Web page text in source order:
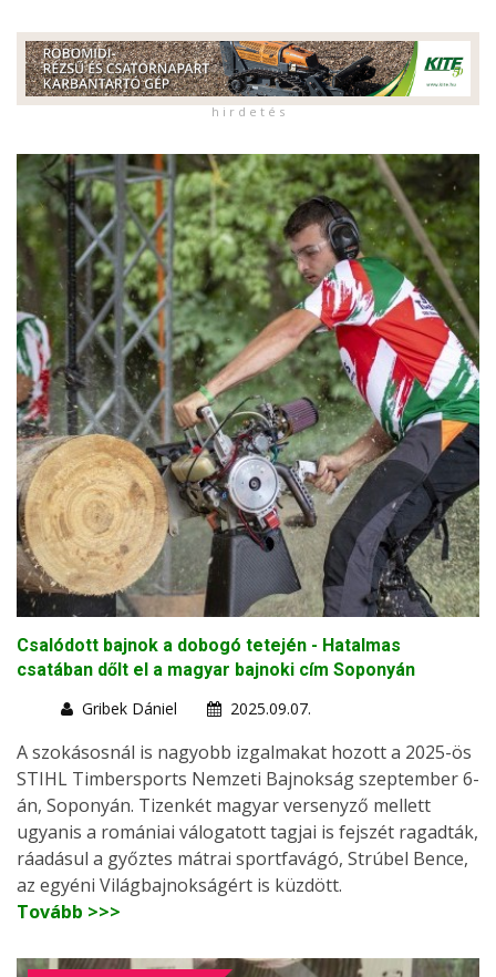
h i r d e t é s
Csalódott bajnok a dobogó tetején - Hatalmas
csatában dőlt el a magyar bajnoki cím Soponyán
Gribek Dániel
2025.09.07.
A szokásosnál is nagyobb izgalmakat hozott a 2025-ös
STIHL Timbersports Nemzeti Bajnokság szeptember 6-
án, Soponyán. Tizenkét magyar versenyző mellett
ugyanis a romániai válogatott tagjai is fejszét ragadták,
ráadásul a győztes mátrai sportfavágó, Strúbel Bence,
az egyéni Világbajnokságért is küzdött.
Tovább >>>